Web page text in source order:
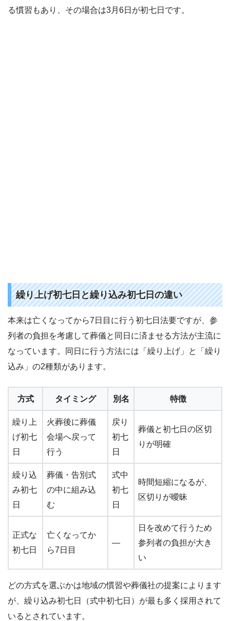
る慣習もあり、その場合は3月6日が初七日です。
繰り上げ初七日と繰り込み初七日の違い
本来は亡くなってから7日目に行う初七日法要ですが、参
列者の負担を考慮して葬儀と同日に済ませる方法が主流に
なっています。同日に行う方法には「繰り上げ」と「繰り
込み」の2種類があります。
方式 タイミング 別名 特徴
繰り上
げ初七
日
火葬後に葬儀
会場へ戻って
行う
戻り
初七
日
葬儀と初七日の区切
りが明確
繰り込
み初七
日
葬儀・告別式
の中に組み込
む
式中
初七
日
時間短縮になるが、
区切りが曖昧
正式な
初七日
亡くなってか
ら7日目
—
日を改めて行うため
参列者の負担が大き
い
どの方式を選ぶかは地域の慣習や葬儀社の提案によります
が、繰り込み初七日（式中初七日）が最も多く採用されて
いるとされています。